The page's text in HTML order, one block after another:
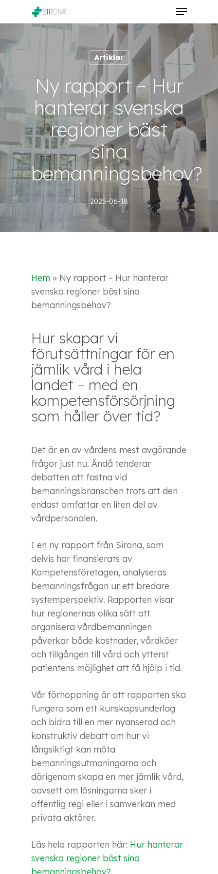
content
Menu
Artiklar
Ny rapport – Hur
hanterar svenska
regioner bäst
sina
bemanningsbehov?
2025-06-18
Hem » Ny rapport – Hur hanterar
svenska regioner bäst sina
bemanningsbehov?
Hur skapar vi
förutsättningar för en
jämlik vård i hela
landet – med en
kompetensförsörjning
som håller över tid?
Det är en av vårdens mest avgörande
frågor just nu. Ändå tenderar
debatten att fastna vid
bemanningsbranschen trots att den
endast omfattar en liten del av
vårdpersonalen.
I en ny rapport från Sirona, som
delvis har finansierats av
Kompetensföretagen, analyseras
bemanningsfrågan ur ett bredare
systemperspektiv. Rapporten visar
hur regionernas olika sätt att
organisera vårdbemanningen
påverkar både kostnader, vårdköer
och tillgången till vård och ytterst
patientens möjlighet att få hjälp i tid.
Vår förhoppning är att rapporten ska
fungera som ett kunskapsunderlag
och bidra till en mer nyanserad och
konstruktiv debatt om hur vi
långsiktigt kan möta
bemanningsutmaningarna och
därigenom skapa en mer jämlik vård,
oavsett om lösningarna sker i
offentlig regi eller i samverkan med
privata aktörer.
Läs hela rapporten här: Hur hanterar
svenska regioner bäst sina
Close
Menu